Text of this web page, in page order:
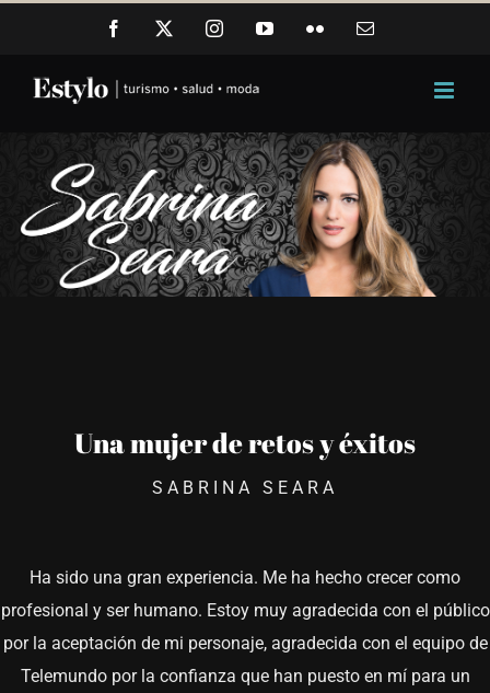
content
Facebook InstagramYouTubeFlickr Email
Una mujer de retos y éxitos
SABRINA SEARA
Ha sido una gran experiencia. Me ha hecho crecer como
profesional y ser humano. Estoy muy agradecida con el público
por la aceptación de mi personaje, agradecida con el equipo de
Telemundo por la confianza que han puesto en mí para un